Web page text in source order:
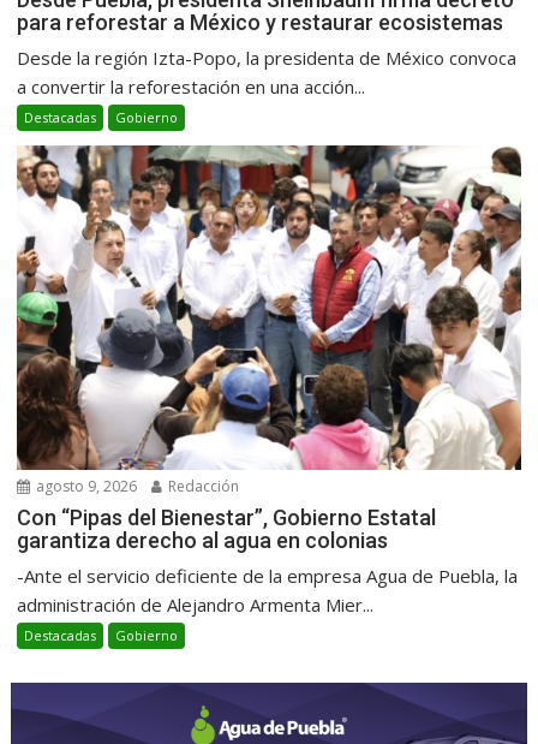
para reforestar a México y restaurar ecosistemas
Desde la región Izta-Popo, la presidenta de México convoca
a convertir la reforestación en una acción...
Destacadas Gobierno
agosto 9, 2026 Redacción
Con “Pipas del Bienestar”, Gobierno Estatal
garantiza derecho al agua en colonias
-Ante el servicio deficiente de la empresa Agua de Puebla, la
administración de Alejandro Armenta Mier...
Destacadas Gobierno